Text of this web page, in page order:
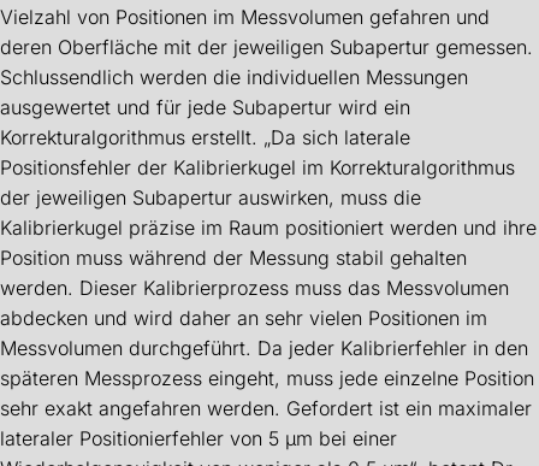
Vielzahl von Positionen im Messvolumen gefahren und
deren Oberfläche mit der jeweiligen Subapertur gemessen.
Schlussendlich werden die individuellen Messungen
ausgewertet und für jede Subapertur wird ein
Korrekturalgorithmus erstellt. „Da sich laterale
Positionsfehler der Kalibrierkugel im Korrekturalgorithmus
der jeweiligen Subapertur auswirken, muss die
Kalibrierkugel präzise im Raum positioniert werden und ihre
Position muss während der Messung stabil gehalten
werden. Dieser Kalibrierprozess muss das Messvolumen
abdecken und wird daher an sehr vielen Positionen im
Messvolumen durchgeführt. Da jeder Kalibrierfehler in den
späteren Messprozess eingeht, muss jede einzelne Position
sehr exakt angefahren werden. Gefordert ist ein maximaler
lateraler Positionierfehler von 5 µm bei einer